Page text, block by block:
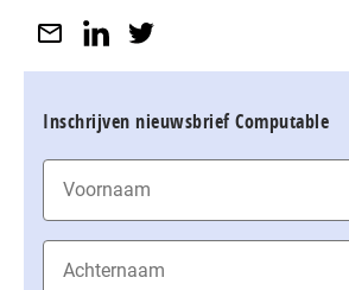
Inschrijven nieuwsbrief Computable